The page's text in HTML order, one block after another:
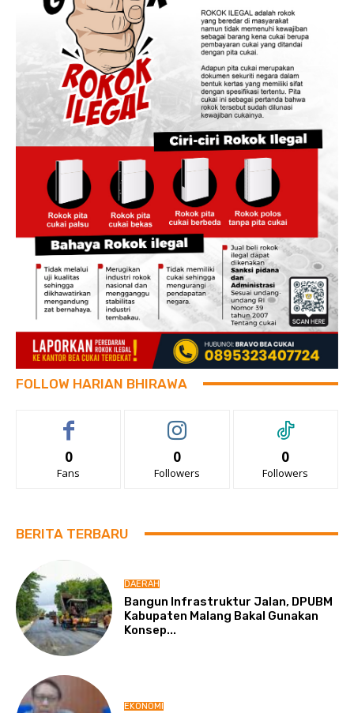
FOLLOW HARIAN BHIRAWA
0
Fans
0
Followers
0
Followers
BERITA TERBARU
DAERAH
Bangun Infrastruktur Jalan, DPUBM
Kabupaten Malang Bakal Gunakan
Konsep...
EKONOMI